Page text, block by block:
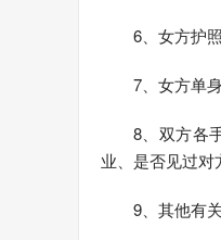
6、女方护
7、女方单
8、双方各
业、是否见过
9、其他有关